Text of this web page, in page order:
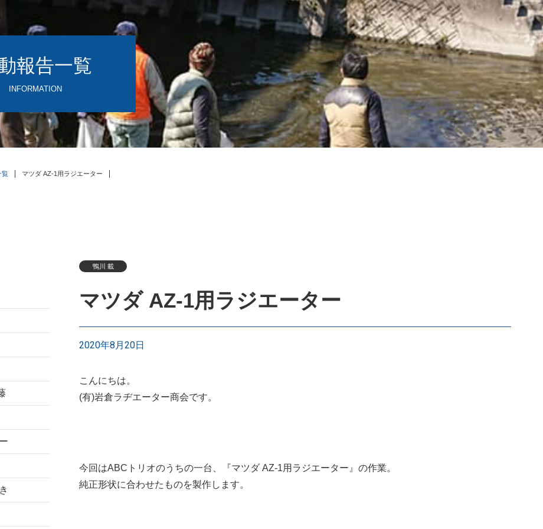
報告一覧
INFORMATION
覧 マツダ AZ-1用ラジエーター
鴨川 載
マツダ AZ-1用ラジエーター
2020年8月20日
こんにちは。
(有)岩倉ラヂエーター商会です。
今回はABCトリオのうちの一台、『マツダ AZ-1用ラジエーター』の作業。
純正形状に合わせたものを製作します。